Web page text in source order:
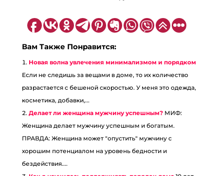
Вам Также Понравится:
Новая волна увлечения минимализмом и порядком
Если не следишь за вещами в доме, то их количество
разрастается с бешеной скоростью. У меня это одежда,
косметика, добавки,...
Делает ли женщина мужчину успешным? МИФ:
Женщина делает мужчину успешным и богатым.
ПРАВДА: Женщина может "опустить" мужчину с
хорошим потенциалом на уровень бедности и
бездействия....